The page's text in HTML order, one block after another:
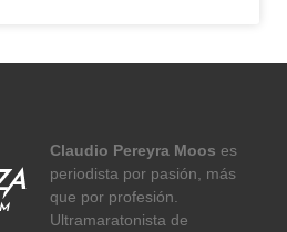
Claudio Pereyra Moos es
periodista por pasión, más
que por profesión.
Ultramaratonista de